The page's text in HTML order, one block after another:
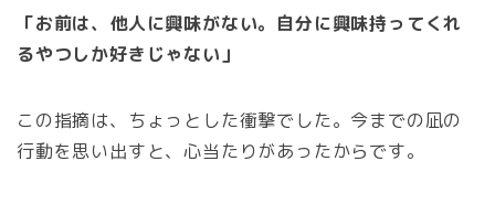
「お前は、他人に興味がない。自分に興味持ってくれ
るやつしか好きじゃない」
この指摘は、ちょっとした衝撃でした。今までの凪の
行動を思い出すと、心当たりがあったからです。